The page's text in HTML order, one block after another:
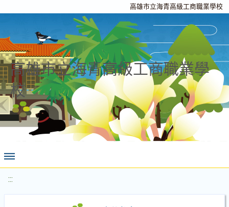
高雄市立海青高級工商職業學校
高雄市立海青高級工商職業學
校
:::